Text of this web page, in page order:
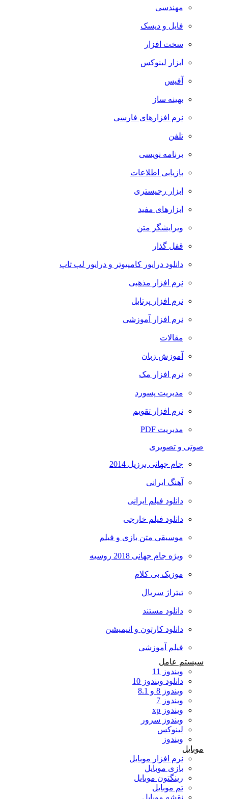
مهندسی
فایل و دیسک
سخت افزار
ابزار لینوکس
آفیس
بهینه ساز
نرم افزارهای فارسی
تلفن
برنامه نویسی
بازیابی اطلاعات
ابزار رجیستری
ابزارهای مفید
ویرایشگر متن
قفل گذار
دانلود درایور کامپیوتر و درایور لپ تاپ
نرم افزار مذهبی
نرم افزار پرتابل
نرم افزار آموزشی
مقالات
آموزش زبان
نرم افزار مک
مدیریت پسورد
نرم افزار تقویم
مدیریت PDF
صوتی و تصویری
جام جهانی برزیل 2014
آهنگ ایرانی
دانلود فیلم ایرانی
دانلود فیلم خارجی
موسیقی متن بازی و فیلم
ویژه جام جهانی 2018 روسیه
موزیک بی کلام
تیتراژ سریال
دانلود مستند
دانلود کارتون و انیمیشن
فیلم آموزشی
سیستم عامل
ویندوز 11
دانلود ویندوز 10
ویندوز 8 و 8.1
ویندوز 7
ویندوز xp
ویندوز سرور
لینوکس
ویندوز
موبایل
نرم افزار موبایل
بازی موبایل
رینگتون موبایل
تم موبایل
نقشه موبایل